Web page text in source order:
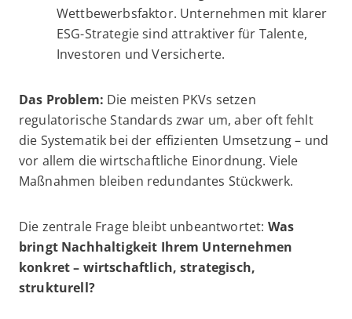
Wettbewerbsfaktor. Unternehmen mit klarer
ESG-Strategie sind attraktiver für Talente,
Investoren und Versicherte.
Das Problem: Die meisten PKVs setzen
regulatorische Standards zwar um, aber oft fehlt
die Systematik bei der effizienten Umsetzung – und
vor allem die wirtschaftliche Einordnung. Viele
Maßnahmen bleiben redundantes Stückwerk.
Die zentrale Frage bleibt unbeantwortet: Was
bringt Nachhaltigkeit Ihrem Unternehmen
konkret – wirtschaftlich, strategisch,
strukturell?